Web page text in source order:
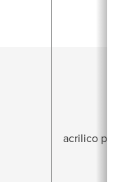
acrilico puro